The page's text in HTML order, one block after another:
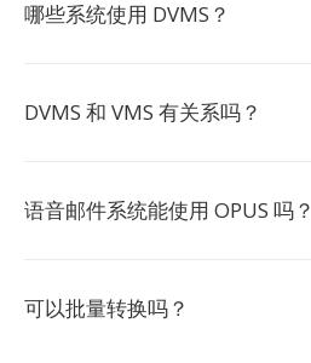
哪些系统使用 DVMS？
DVMS 和 VMS 有关系吗？
语音邮件系统能使用 OPUS 吗？
可以批量转换吗？